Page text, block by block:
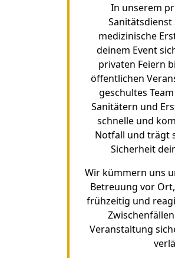
In unserem
medizinische
deinem Event
privaten Feiern
öffentlichen
geschultes
Sanitätern und
schnelle und
Notfall und trägt
Sicherheit
Wir kümmern uns
Betreuung vor
frühzeitig und
Veranstaltung